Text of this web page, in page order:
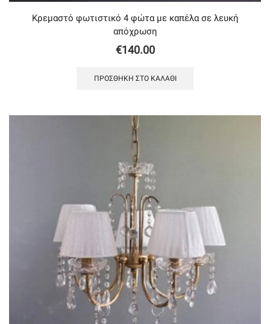
Κρεμαστό φωτιστικό 4 φώτα με καπέλα σε λευκή
απόχρωση
€140.00
ΠΡΟΣΘΉΚΗ ΣΤΟ ΚΑΛΆΘΙ